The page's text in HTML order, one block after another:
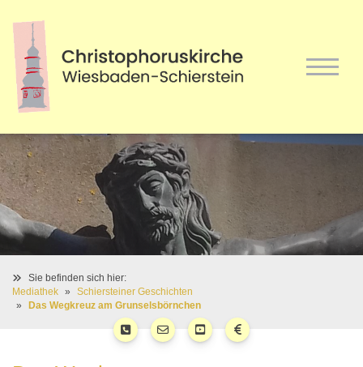
Sie befinden sich hier:
Mediathek
Schiersteiner Geschichten
Das Wegkreuz am Grunselsbörnchen